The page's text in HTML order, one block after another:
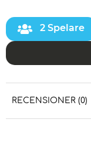
2 Spelare
RECENSIONER (0)